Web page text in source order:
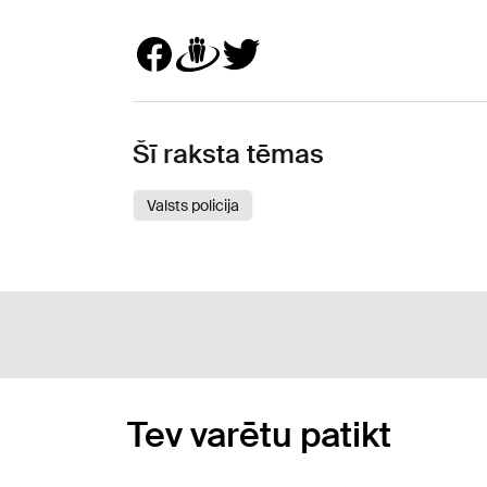
Šī raksta tēmas
Valsts policija
Tev varētu patikt